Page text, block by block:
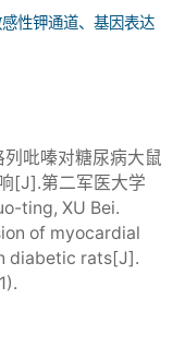
性钾通道、基因表达
吡嗪对糖尿病大鼠
[J].第二军医大学
ting, XU Bei.
of myocardial
diabetic rats[J].